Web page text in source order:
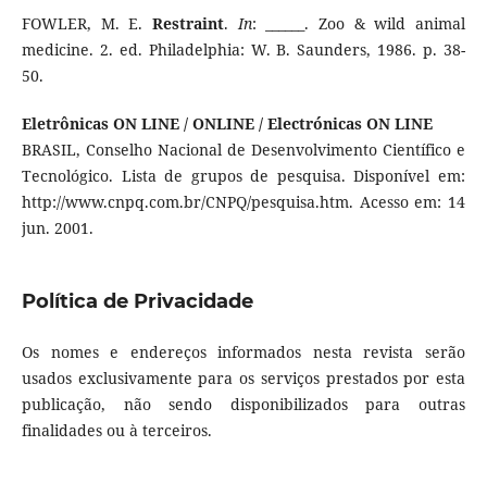
FOWLER, M. E. Restraint.In: ______. Zoo & wild animal
medicine. 2. ed. Philadelphia: W. B. Saunders, 1986. p. 38-
50.
Eletrônicas ON LINE / ONLINE / Electrónicas ON LINE
BRASIL, Conselho Nacional de Desenvolvimento Científico e
Tecnológico. Lista de grupos de pesquisa. Disponível em:
http://www.cnpq.com.br/CNPQ/pesquisa.htm. Acesso em: 14
jun. 2001.
Política de Privacidade
Os nomes e endereços informados nesta revista serão
usados exclusivamente para os serviços prestados por esta
publicação, não sendo disponibilizados para outras
finalidades ou à terceiros.